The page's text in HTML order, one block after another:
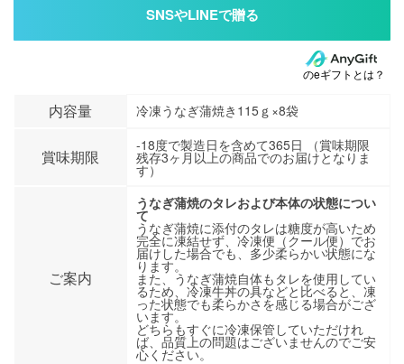
のeギフトとは？
内容量 冷凍うなぎ蒲焼き115ｇ×8袋
賞味期限
-18度で製造日を含めて365日 （賞味期限
残存3ヶ月以上の商品でのお届けとなりま
す）
ご案内
うなぎ蒲焼のタレおよび本体の状態につい
て
うなぎ蒲焼に添付のタレは糖度が高いため
完全に凍結せず、冷凍便（クール便）でお
届けした場合でも、多少柔らかい状態にな
ります。
また、うなぎ蒲焼自体もタレを使用してい
るため、冷凍牛丼の具などと比べると、凍
った状態でも柔らかさを感じる場合がござ
います。
どちらもすぐに冷凍保管していただけれ
ば、品質上の問題はございませんのでご安
心ください。